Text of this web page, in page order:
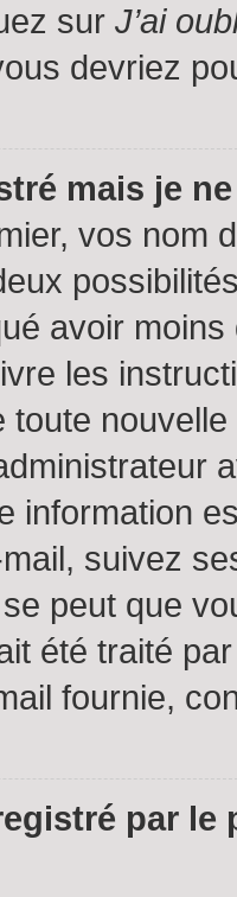
sur J’ai
devriez
mais je
vos nom
avoir
les
toute
information
suivez
se peut que
été traité
fournie,
par le